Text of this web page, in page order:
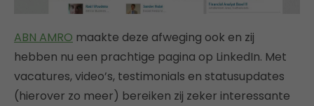
ABN AMRO maakte deze afweging ook en zij
hebben nu een prachtige pagina op LinkedIn. Met
vacatures, video’s, testimonials en statusupdates
(hierover zo meer) bereiken zij zeker interessante